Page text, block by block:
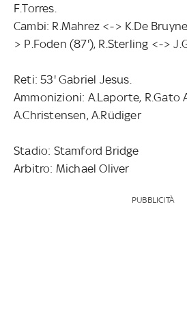
F.Torres.
Cambi: R.Mahrez <-> K.De
> P.Foden (87'), R.Sterling <->
Reti: 53' Gabriel Jesus.
Ammonizioni: A.Laporte, R.Gato
A.Christensen, A.Rüdiger
Stadio: Stamford Bridge
Arbitro: Michael Oliver
PUBBLICITÀ